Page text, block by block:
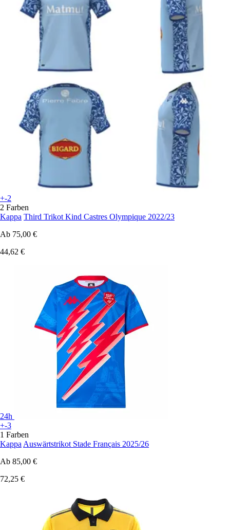
+-2
2 Farben
Kappa Third Trikot Kind Castres Olympique 2022/23
Ab 75,00 €
44,62 €
24h
+-3
1 Farben
Kappa Auswärtstrikot Stade Français 2025/26
Ab 85,00 €
72,25 €